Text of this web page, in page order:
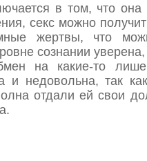
в том, что она
секс можно
жертвы, что
сознании
на какие-то
недовольна, так как
отдали ей свои